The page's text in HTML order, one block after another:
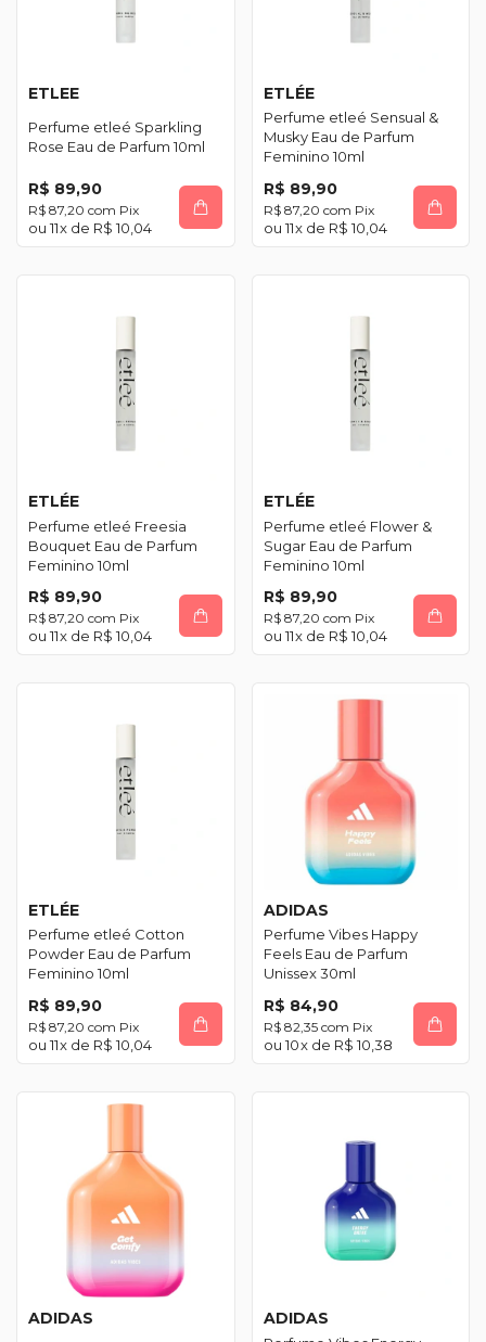
ETLEE
Perfume etleé Sparkling
Rose Eau de Parfum 10ml
R$ 89,90
R$ 87,20 com Pix
11x de R$ 10,04
ETLÉE
Perfume etleé Sensual &
Musky Eau de Parfum
Feminino 10ml
R$ 89,90
R$ 87,20 com Pix
11x de R$ 10,04
ETLÉE
Perfume etleé Freesia
Bouquet Eau de Parfum
Feminino 10ml
R$ 89,90
R$ 87,20 com Pix
11x de R$ 10,04
ETLÉE
Perfume etleé Flower &
Sugar Eau de Parfum
Feminino 10ml
R$ 89,90
R$ 87,20 com Pix
11x de R$ 10,04
ETLÉE
Perfume etleé Cotton
Powder Eau de Parfum
Feminino 10ml
R$ 89,90
R$ 87,20 com Pix
11x de R$ 10,04
ADIDAS
Perfume Vibes Happy
Feels Eau de Parfum
Unissex 30ml
R$ 84,90
R$ 82,35 com Pix
10x de R$ 10,38
ADIDAS ADIDAS